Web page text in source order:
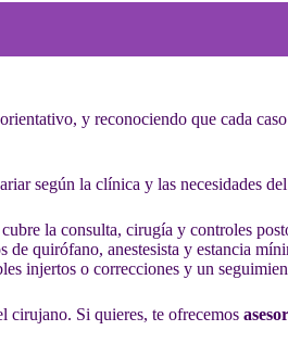
y reconociendo que cada
según la clínica y las necesidades
la consulta, cirugía y controles
de quirófano, anestesista y estancia
injertos o correcciones y un
cirujano. Si quieres, te ofrecemos